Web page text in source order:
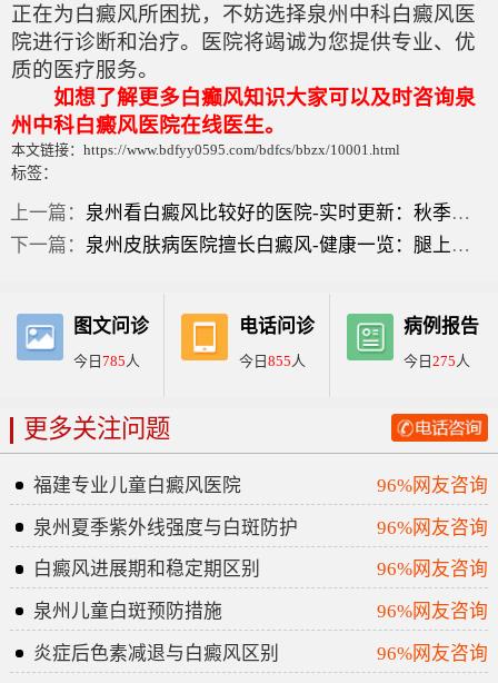
正在为白癜风所困扰，不妨选择泉州中科白癜风医
院进行诊断和治疗。医院将竭诚为您提供专业、优
质的医疗服务。
如想了解更多白癫风知识大家可以及时咨询泉
州中科白癜风医院在线医生。
本文链接：https://www.bdfyy0595.com/bdfcs/bbzx/10001.html
标签：
上一篇： 泉州看白癜风比较好的医院-实时更新：秋季白癜风初期的症状？
下一篇： 泉州皮肤病医院擅长白癜风-健康一览：腿上有白斑怎么回事？
图文问诊
今日785人
电话问诊
今日 855人
病例报告
今日275人
更多关注问题
福建专业儿童白癜风医院
96%网友咨询
泉州夏季紫外线强度与白斑防护
96%网友咨询
白癜风进展期和稳定期区别
96%网友咨询
泉州儿童白斑预防措施
96%网友咨询
炎症后色素减退与白癜风区别
96%网友咨询